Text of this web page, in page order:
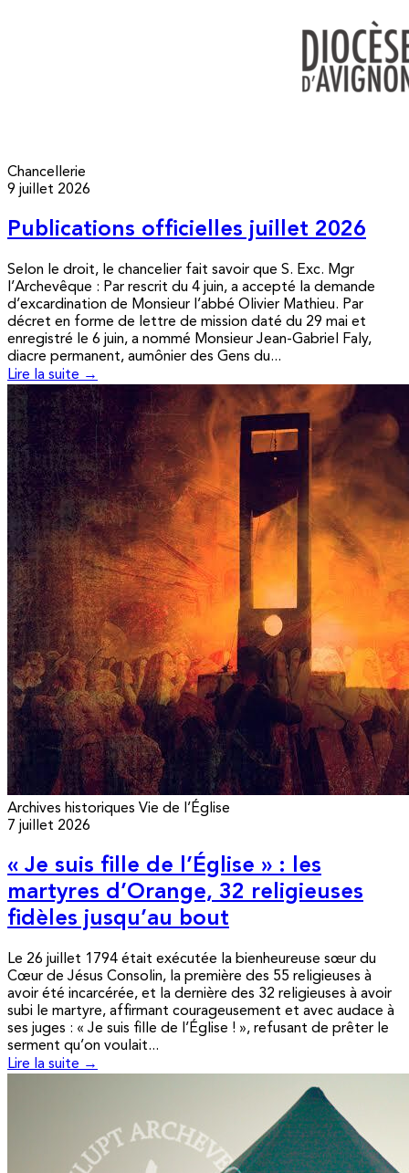
Chancellerie
9 juillet 2026
Publications officielles juillet 2026
Selon le droit, le chancelier fait savoir que S. Exc. Mgr
l’Archevêque : Par rescrit du 4 juin, a accepté la demande
d’excardination de Monsieur l’abbé Olivier Mathieu. Par
décret en forme de lettre de mission daté du 29 mai et
enregistré le 6 juin, a nommé Monsieur Jean-Gabriel Faly,
diacre permanent, aumônier des Gens du...
Lire la suite →
Archives historiques Vie de l’Église
7 juillet 2026
« Je suis fille de l’Église » : les
martyres d’Orange, 32 religieuses
fidèles jusqu’au bout
Le 26 juillet 1794 était exécutée la bienheureuse sœur du
Cœur de Jésus Consolin, la première des 55 religieuses à
avoir été incarcérée, et la dernière des 32 religieuses à avoir
subi le martyre, affirmant courageusement et avec audace à
ses juges : « Je suis fille de l’Église ! », refusant de prêter le
serment qu’on voulait...
Lire la suite →